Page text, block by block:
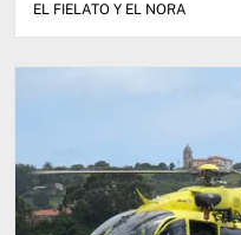
EL FIELATO Y EL NORA